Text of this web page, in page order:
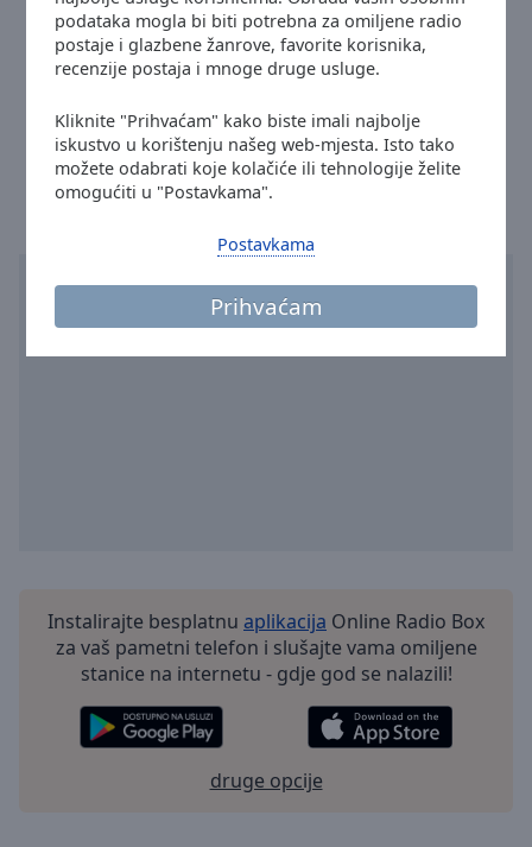
podataka mogla bi biti potrebna za omiljene radio
postaje i glazbene žanrove, favorite korisnika,
recenzije postaja i mnoge druge usluge.
Kliknite "Prihvaćam" kako biste imali najbolje
iskustvo u korištenju našeg web-mjesta. Isto tako
možete odabrati koje kolačiće ili tehnologije želite
omogućiti u "Postavkama".
Prihvaćam
Postavkama
window.
Web-mjesto: radiofolk.cz
Email:
pavel@ifolk.cz
Facebook:
@radiofolkcz
redakce@radiofolk.cz
Vrijeme u gradu Prag:12:37,08.06.2026
Instalirajte besplatnu aplikacija Online Radio Box
za vaš pametni telefon i slušajte vama omiljene
stanice na internetu - gdje god se nalazili!
druge opcije